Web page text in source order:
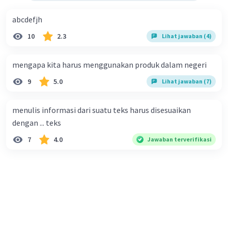
Beri Rating
abcdefjh
10 2.3 Lihat jawaban (4)
mengapa kita harus menggunakan produk dalam negeri
9 5.0 Lihat jawaban (7)
menulis informasi dari suatu teks harus disesuaikan
dengan ... teks
7 4.0 Jawaban terverifikasi